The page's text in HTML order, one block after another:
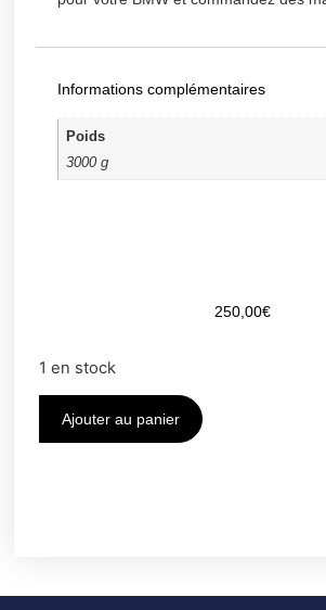
Informations complémentaires
Poids
3000 g
250,00€
1 en stock
Ajouter au panier